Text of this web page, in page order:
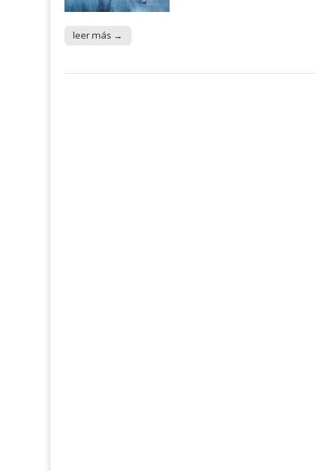
leer más →